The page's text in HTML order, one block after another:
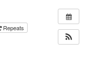
Repeats